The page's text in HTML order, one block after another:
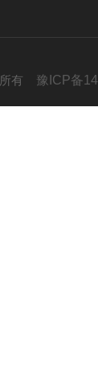
所有 豫ICP备